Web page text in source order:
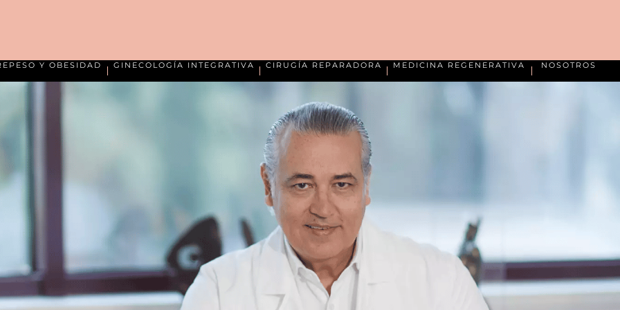
Y OBESIDAD GINECOLOGÍA INTEGRATIVA CIRUGÍA REPARADORA MEDICINA REGENERATIVA NOSOTROS